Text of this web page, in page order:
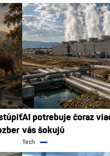
AI potrebuje čoraz
vás šokujú
Tech